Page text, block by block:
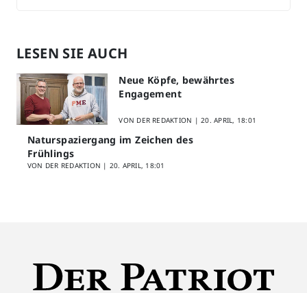
LESEN SIE AUCH
Neue Köpfe, bewährtes
Engagement
VON DER REDAKTION |20. APRIL, 18:01
Naturspaziergang im Zeichen des
Frühlings
VON DER REDAKTION | 20. APRIL, 18:01